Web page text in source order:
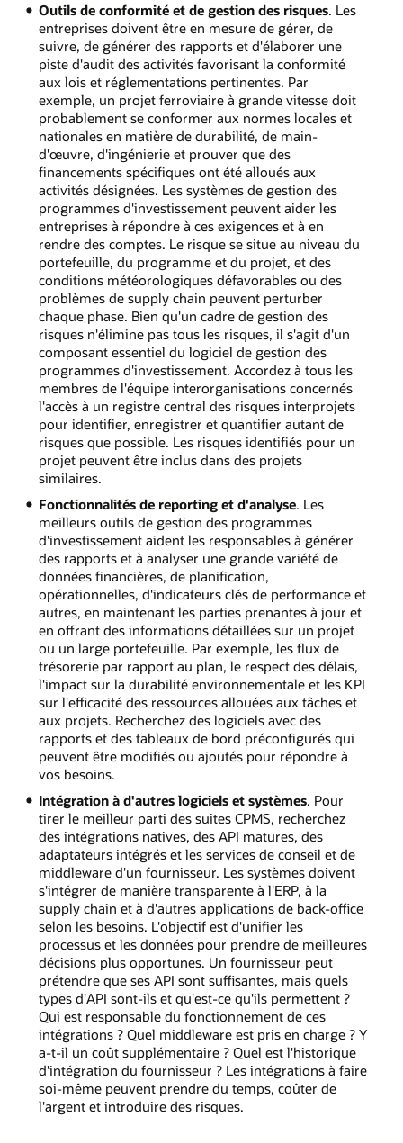
Outils de conformité et de gestion des risques. Les
entreprises doivent être en mesure de gérer, de
suivre, de générer des rapports et d'élaborer une
piste d'audit des activités favorisant la conformité
aux lois et réglementations pertinentes. Par
exemple, un projet ferroviaire à grande vitesse doit
probablement se conformer aux normes locales et
nationales en matière de durabilité, de main-
d'œuvre, d'ingénierie et prouver que des
financements spécifiques ont été alloués aux
activités désignées. Les systèmes de gestion des
programmes d'investissement peuvent aider les
entreprises à répondre à ces exigences et à en
rendre des comptes. Le risque se situe au niveau du
portefeuille, du programme et du projet, et des
conditions météorologiques défavorables ou des
problèmes de supply chain peuvent perturber
chaque phase. Bien qu'un cadre de gestion des
risques n'élimine pas tous les risques, il s'agit d'un
composant essentiel du logiciel de gestion des
programmes d'investissement. Accordez à tous les
membres de l'équipe interorganisations concernés
l'accès à un registre central des risques interprojets
pour identifier, enregistrer et quantifier autant de
risques que possible. Les risques identifiés pour un
projet peuvent être inclus dans des projets
similaires.
Fonctionnalités de reporting et d'analyse. Les
meilleurs outils de gestion des programmes
d'investissement aident les responsables à générer
des rapports et à analyser une grande variété de
données financières, de planification,
opérationnelles, d'indicateurs clés de performance et
autres, en maintenant les parties prenantes à jour et
en offrant des informations détaillées sur un projet
ou un large portefeuille. Par exemple, les flux de
trésorerie par rapport au plan, le respect des délais,
l'impact sur la durabilité environnementale et les KPI
sur l'efficacité des ressources allouées aux tâches et
aux projets. Recherchez des logiciels avec des
rapports et des tableaux de bord préconfigurés qui
peuvent être modifiés ou ajoutés pour répondre à
vos besoins.
Intégration à d'autres logiciels et systèmes. Pour
tirer le meilleur parti des suites CPMS, recherchez
des intégrations natives, des API matures, des
adaptateurs intégrés et les services de conseil et de
middleware d'un fournisseur. Les systèmes doivent
s'intégrer de manière transparente à l'ERP, à la
supply chain et à d'autres applications de back-office
selon les besoins. L'objectif est d'unifier les
processus et les données pour prendre de meilleures
décisions plus opportunes. Un fournisseur peut
prétendre que ses API sont suffisantes, mais quels
types d'API sont-ils et qu'est-ce qu'ils permettent ?
Qui est responsable du fonctionnement de ces
intégrations ? Quel middleware est pris en charge ? Y
a-t-il un coût supplémentaire ? Quel est l'historique
d'intégration du fournisseur ? Les intégrations à faire
soi-même peuvent prendre du temps, coûter de
l'argent et introduire des risques.